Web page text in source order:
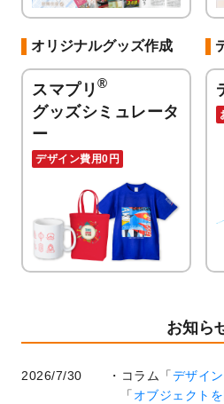
オリジナルグッズ作成
スマプリ ®
グッズシミュレータ
ー
デザイン費用0円
お知ら
2026/7/30 コラム「デザイ
「 オブジェクト